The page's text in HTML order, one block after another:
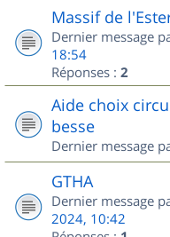
Massif de
Dernier message
18:54
Réponses : 2
Aide choix
besse
Dernier message
GTHA
Dernier message
2024, 10:42